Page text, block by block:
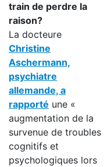
train de perdre la
raison?
La docteure
Christine
Aschermann,
psychiatre
allemande, a
rapporté une «
augmentation de la
survenue de troubles
cognitifs et
psychologiques lors